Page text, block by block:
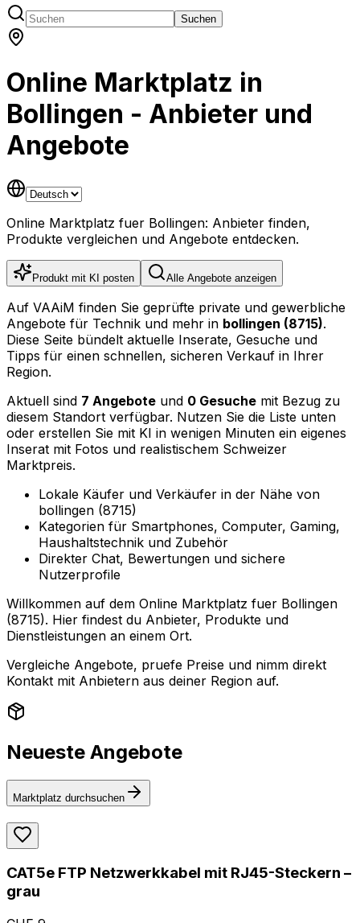
Suchen
Online Marktplatz in
Bollingen - Anbieter und
Angebote
Online Marktplatz fuer Bollingen: Anbieter finden,
Produkte vergleichen und Angebote entdecken.
Produkt mit KI posten Alle Angebote anzeigen
Auf VAAiM finden Sie geprüfte private und gewerbliche
Angebote für Technik und mehr in bollingen (8715).
Diese Seite bündelt aktuelle Inserate, Gesuche und
Tipps für einen schnellen, sicheren Verkauf in Ihrer
Region.
Aktuell sind 7 Angebote und 0 Gesuche mit Bezug zu
diesem Standort verfügbar. Nutzen Sie die Liste unten
oder erstellen Sie mit KI in wenigen Minuten ein eigenes
Inserat mit Fotos und realistischem Schweizer
Marktpreis.
Lokale Käufer und Verkäufer in der Nähe von
bollingen (8715)
Kategorien für Smartphones, Computer, Gaming,
Haushaltstechnik und Zubehör
Direkter Chat, Bewertungen und sichere
Nutzerprofile
Willkommen auf dem Online Marktplatz fuer Bollingen
(8715). Hier findest du Anbieter, Produkte und
Dienstleistungen an einem Ort.
Vergleiche Angebote, pruefe Preise und nimm direkt
Kontakt mit Anbietern aus deiner Region auf.
Neueste Angebote
Marktplatz durchsuchen
CAT5e FTP Netzwerkkabel mit RJ45-Steckern –
grau